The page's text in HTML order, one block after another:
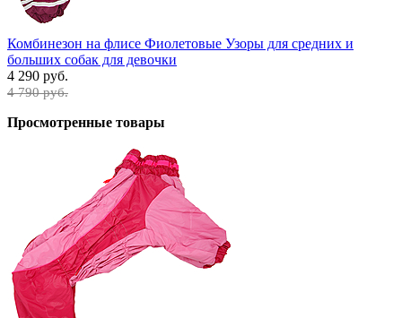
Комбинезон на флисе Фиолетовые Узоры для средних и
больших собак для девочки
4 290 руб.
4 790 руб.
Просмотренные товары